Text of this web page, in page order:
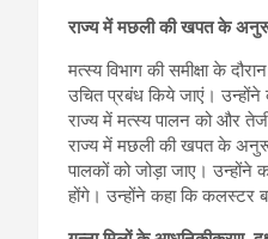
राज्य में मछली की खपत के
मत्स्य विभाग की समीक्षा के
उचित प्रबंध किये जाएं। उन्होंने
राज्य में मत्स्य पालन को और
राज्य में मछली की खपत के
पालकों को जोड़ा जाए। उन्होंने
होंगे। उन्होंने कहा कि कलस्टर